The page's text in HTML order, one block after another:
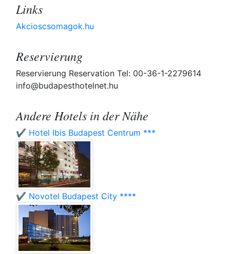
Links
Akcioscsomagok.hu
Reservierung
Reservierung Reservation Tel: 00-36-1-2279614
info@budapesthotelnet.hu
Andere Hotels in der Nähe
✔️ Hotel Ibis Budapest Centrum ***
✔️ Novotel Budapest City ****